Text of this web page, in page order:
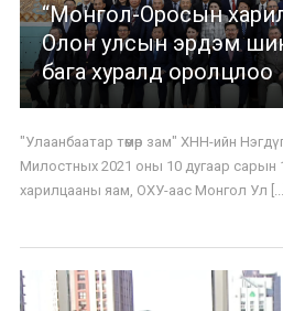
“Монгол-Оросын
Олон улсын эрдэм
бага хуралд оролцлоо
"Улаанбаатар төмөр зам" ХНН-ийн
Милостных 2021 оны 10 дугаар сарын
харилцааны яам, ОХУ-аас Монгол Ул [...]